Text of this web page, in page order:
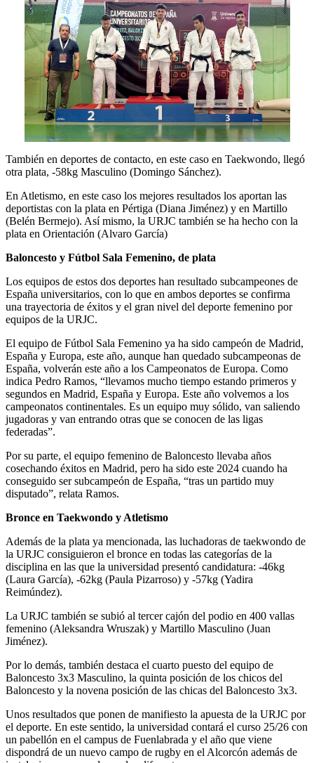
También en deportes de contacto, en este caso en Taekwondo, llegó
otra plata, -58kg Masculino (Domingo Sánchez).
En Atletismo, en este caso los mejores resultados los aportan las
deportistas con la plata en Pértiga (Diana Jiménez) y en Martillo
(Belén Bermejo). Así mismo, la URJC también se ha hecho con la
plata en Orientación (Alvaro García)
Baloncesto y Fútbol Sala Femenino, de plata
Los equipos de estos dos deportes han resultado subcampeones de
España universitarios, con lo que en ambos deportes se confirma
una trayectoria de éxitos y el gran nivel del deporte femenino por
equipos de la URJC.
El equipo de Fútbol Sala Femenino ya ha sido campeón de Madrid,
España y Europa, este año, aunque han quedado subcampeonas de
España, volverán este año a los Campeonatos de Europa. Como
indica Pedro Ramos, “llevamos mucho tiempo estando primeros y
segundos en Madrid, España y Europa. Este año volvemos a los
campeonatos continentales. Es un equipo muy sólido, van saliendo
jugadoras y van entrando otras que se conocen de las ligas
federadas”.
Por su parte, el equipo femenino de Baloncesto llevaba años
cosechando éxitos en Madrid, pero ha sido este 2024 cuando ha
conseguido ser subcampeón de España, “tras un partido muy
disputado”, relata Ramos.
Bronce en Taekwondo y Atletismo
Además de la plata ya mencionada, las luchadoras de taekwondo de
la URJC consiguieron el bronce en todas las categorías de la
disciplina en las que la universidad presentó candidatura: -46kg
(Laura García), -62kg (Paula Pizarroso) y -57kg (Yadira
Reimúndez).
La URJC también se subió al tercer cajón del podio en 400 vallas
femenino (Aleksandra Wruszak) y Martillo Masculino (Juan
Jiménez).
Por lo demás, también destaca el cuarto puesto del equipo de
Baloncesto 3x3 Masculino, la quinta posición de los chicos del
Baloncesto y la novena posición de las chicas del Baloncesto 3x3.
Unos resultados que ponen de manifiesto la apuesta de la URJC por
el deporte. En este sentido, la universidad contará el curso 25/26 con
un pabellón en el campus de Fuenlabrada y el año que viene
dispondrá de un nuevo campo de rugby en el Alcorcón además de